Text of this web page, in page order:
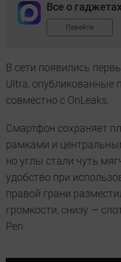
Все о
Перейти
В сети появились
Ultra, опубликованные
совместно с OnLeaks.
Смартфон сохраняет
рамками и
но углы стали чуть
удобство при
правой грани
громкости, снизу —
Pen.